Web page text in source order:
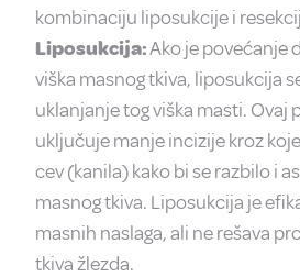
kombinaciju liposukcije i
Liposukcija:Ako je povećanje
viška masnog tkiva, liposukcija
uklanjanje tog viška masti. Ovaj
uključuje manje incizije kroz
cev (kanila) kako bi se razbilo i
masnog tkiva. Liposukcija je
masnih naslaga, ali ne rešava
tkiva žlezda.